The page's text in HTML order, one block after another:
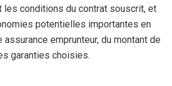
les conditions du contrat souscrit, et
potentielles importantes en
emprunteur, du montant de
garanties choisies.